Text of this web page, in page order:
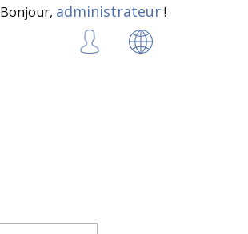
Bonjour, administrateur!